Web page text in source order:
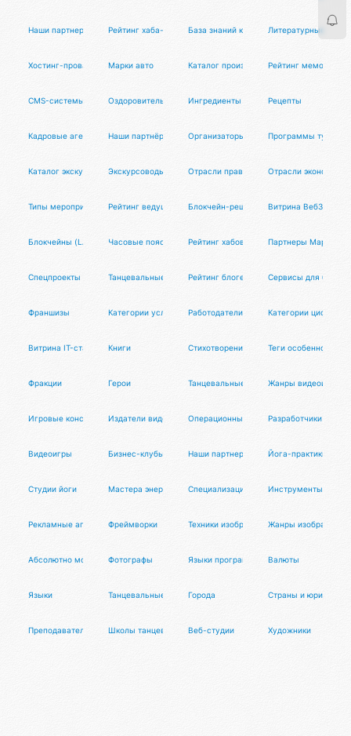
Наши партнеры Рейтинг хаба-хаба База знаний криптоиндустрии
Литературные
Хостинг-провайдерыМарки авто Каталог производителейРейтинг мемов
CMS-системы Оздоровительные практикиИнгредиенты блюд Рецепты
Кадровые агентстваНаши партнёры Организаторы туровПрограммы туров
Каталог экскурсий Экскурсоводы Отрасли права Отрасли экономики
Типы мероприятий Рейтинг ведущих Блокчейн-решения Витрина Веб3-
Блокчейны (LAYER-1)Часовые пояса Рейтинг хабов Партнеры Маркетун
Спецпроекты Танцевальные фотографыРейтинг блогеров Сервисы для
Франшизы Категории услуг Работодатели Категории
Витрина IT-стартаповКниги Стихотворения Теги особенностей
Фракции Герои Танцевальные диджеиЖанры видеоигр
Игровые консоли Издатели видеоигр Операционные системыРазработчики
Видеоигры Бизнес-клубы Наши партнеры Йога-практики
Студии йоги Мастера энергопрактикСпециализации Инструменты для
Рекламные агентстваФреймворки Техники изобразительного искусства
Жанры
Абсолютно мощный рейтинг
Фотографы Языки программирования и разметки
Валюты
Языки Танцевальные направления
Города Страны и
Преподаватели танцевШколы танцев Веб-студии Художники